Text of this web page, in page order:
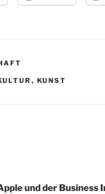
, KUNST
und der Business